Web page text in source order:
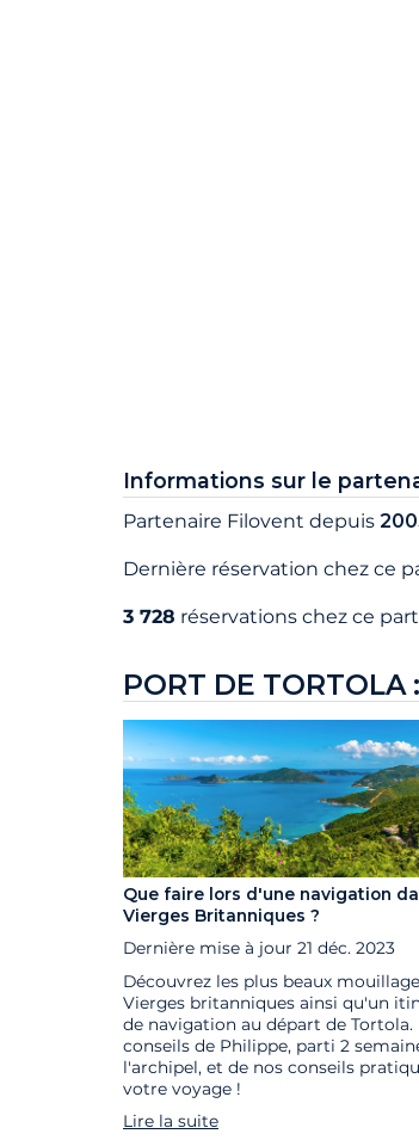
Informations sur le
Partenaire Filovent depuis
Dernière réservation chez ce
3 728 réservations chez ce
PORT DE
Que faire lors d'une navigation
Vierges Britanniques ?
Dernière mise à jour 21 déc. 2023
Découvrez les plus beaux
Vierges britanniques ainsi qu'un
de navigation au départ de
conseils de Philippe, parti 2
l'archipel, et de nos conseils
votre voyage !
Lire la suite